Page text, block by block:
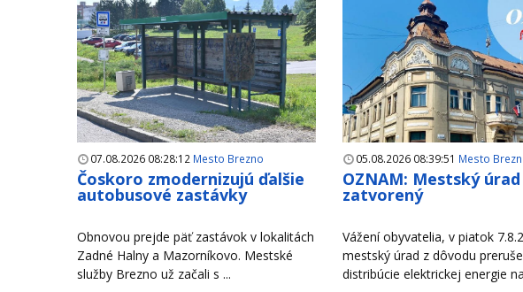
07.08.2026 08:28:12 Mesto Brezno
Čoskoro zmodernizujú ďalšie
autobusové zastávky
Obnovou prejde päť zastávok v lokalitách
Zadné Halny a Mazorníkovo. Mestské
služby Brezno už začali s ...
05.08.2026 08:39:51 Mesto
OZNAM: Mestský úrad
zatvorený
Vážení obyvatelia, v piatok
mestský úrad z dôvodu
distribúcie elektrickej energie